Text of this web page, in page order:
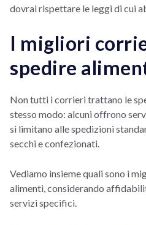
dovrai rispettare le leggi di cui
I migliori
spedire
Non tutti i corrieri trattano le
stesso modo: alcuni offrono
si limitano alle spedizioni
secchi e confezionati.
Vediamo insieme quali sono i
alimenti, considerando
servizi specifici.